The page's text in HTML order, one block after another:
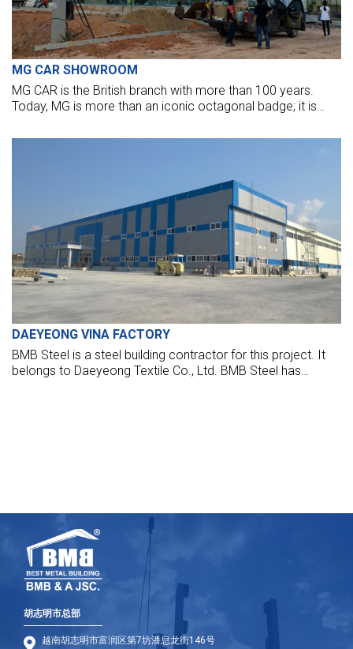
MG CAR SHOWROOM
MG CAR is the British branch with more than 100 years.
Today, MG is more than an iconic octagonal badge; it is
DAEYEONG VINA FACTORY
BMB Steel is a steel building contractor for this project. It
belongs to Daeyeong Textile Co., Ltd. BMB Steel has
胡志明市总部
越南胡志明市富润区第7坊潘息龙街146号